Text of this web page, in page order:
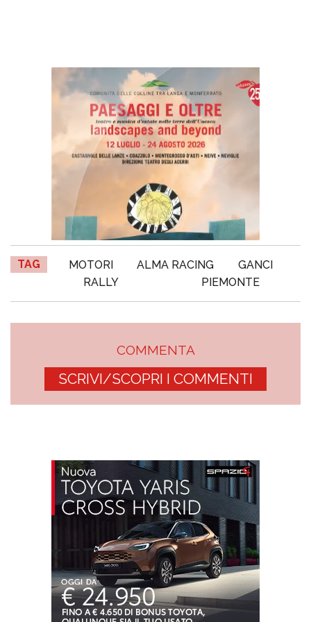
TAG MOTORI ALMA RACING
GANCI
RALLY
PIEMONTE
COMMENTA
SCRIVI/SCOPRI I COMMENTI